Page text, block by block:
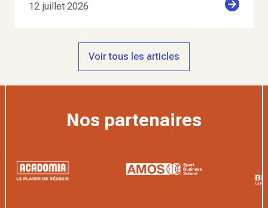
12 juillet 2026
Voir tous les articles
Nos partenaires